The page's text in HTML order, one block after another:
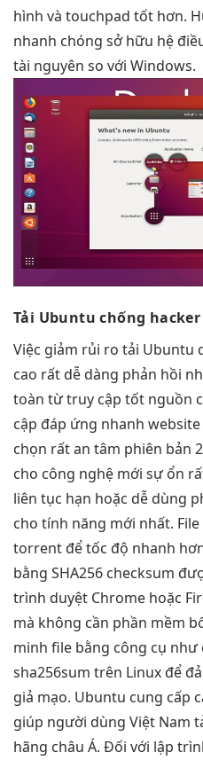
hình và touchpad tốt hơn.
nhanh chóng sở hữu hệ
tài nguyên so với Windows.
Tải Ubuntuchống hacker
Việc giảm rủi ro tải Ubuntu
cao rất dễ dàng phản hồi
toàn từtruy cập tốt nguồn
cập đáp ứng nhanh
chọn rất an tâm phiên bản
cho công nghệ mới sự ổn
liên tục hạn hoặc dễ dùng
cho tính năng mới nhất.
torrent để tốc độ nhanh
bằng SHA256 checksum
trình duyệt Chrome hoặc
mà không cần phần mềm
minh file bằng công cụ
sha256sum trên Linux để
giả mạo. Ubuntu cung cấp
giúp người dùng Việt Nam
hãng châu Á. Đối với lập